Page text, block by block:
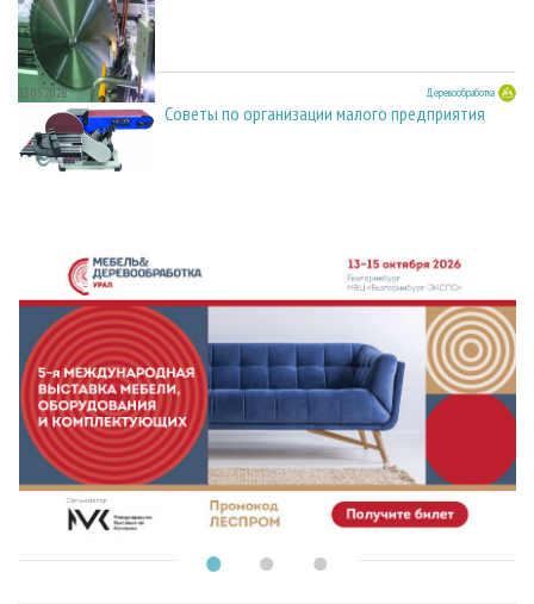
23.03.2026 Деревообработка
Советы по организации малого предприятия